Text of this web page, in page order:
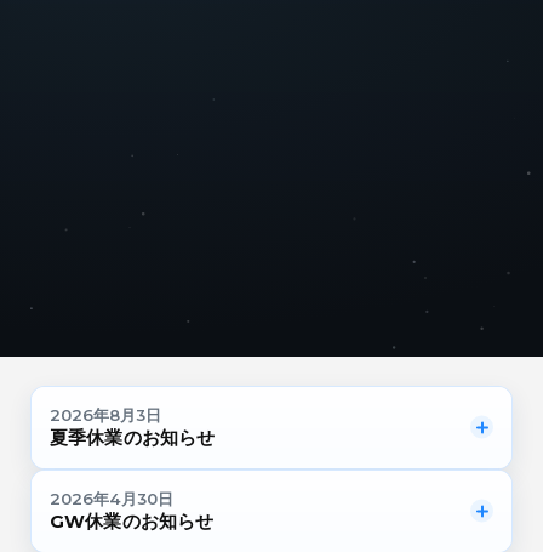
2026年8月3日
夏季休業のお知らせ
2026年4月30日
GW休業のお知らせ